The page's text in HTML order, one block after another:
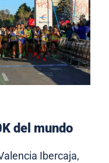
del mundo
Ibercaja,